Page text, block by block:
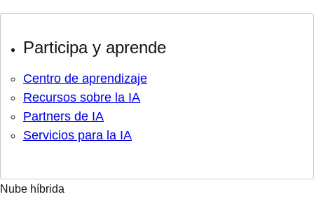
Participa y aprende
Centro de aprendizaje
Recursos sobre la IA
Partners de IA
Servicios para la IA
Nube híbrida